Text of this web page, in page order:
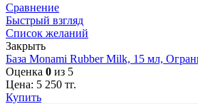
Сравнение
Быстрый взгляд
Список желаний
Закрыть
База Monami Rubber Milk, 15 мл,
Оценка 0 из 5
Цена: 5 250 тг.
Купить